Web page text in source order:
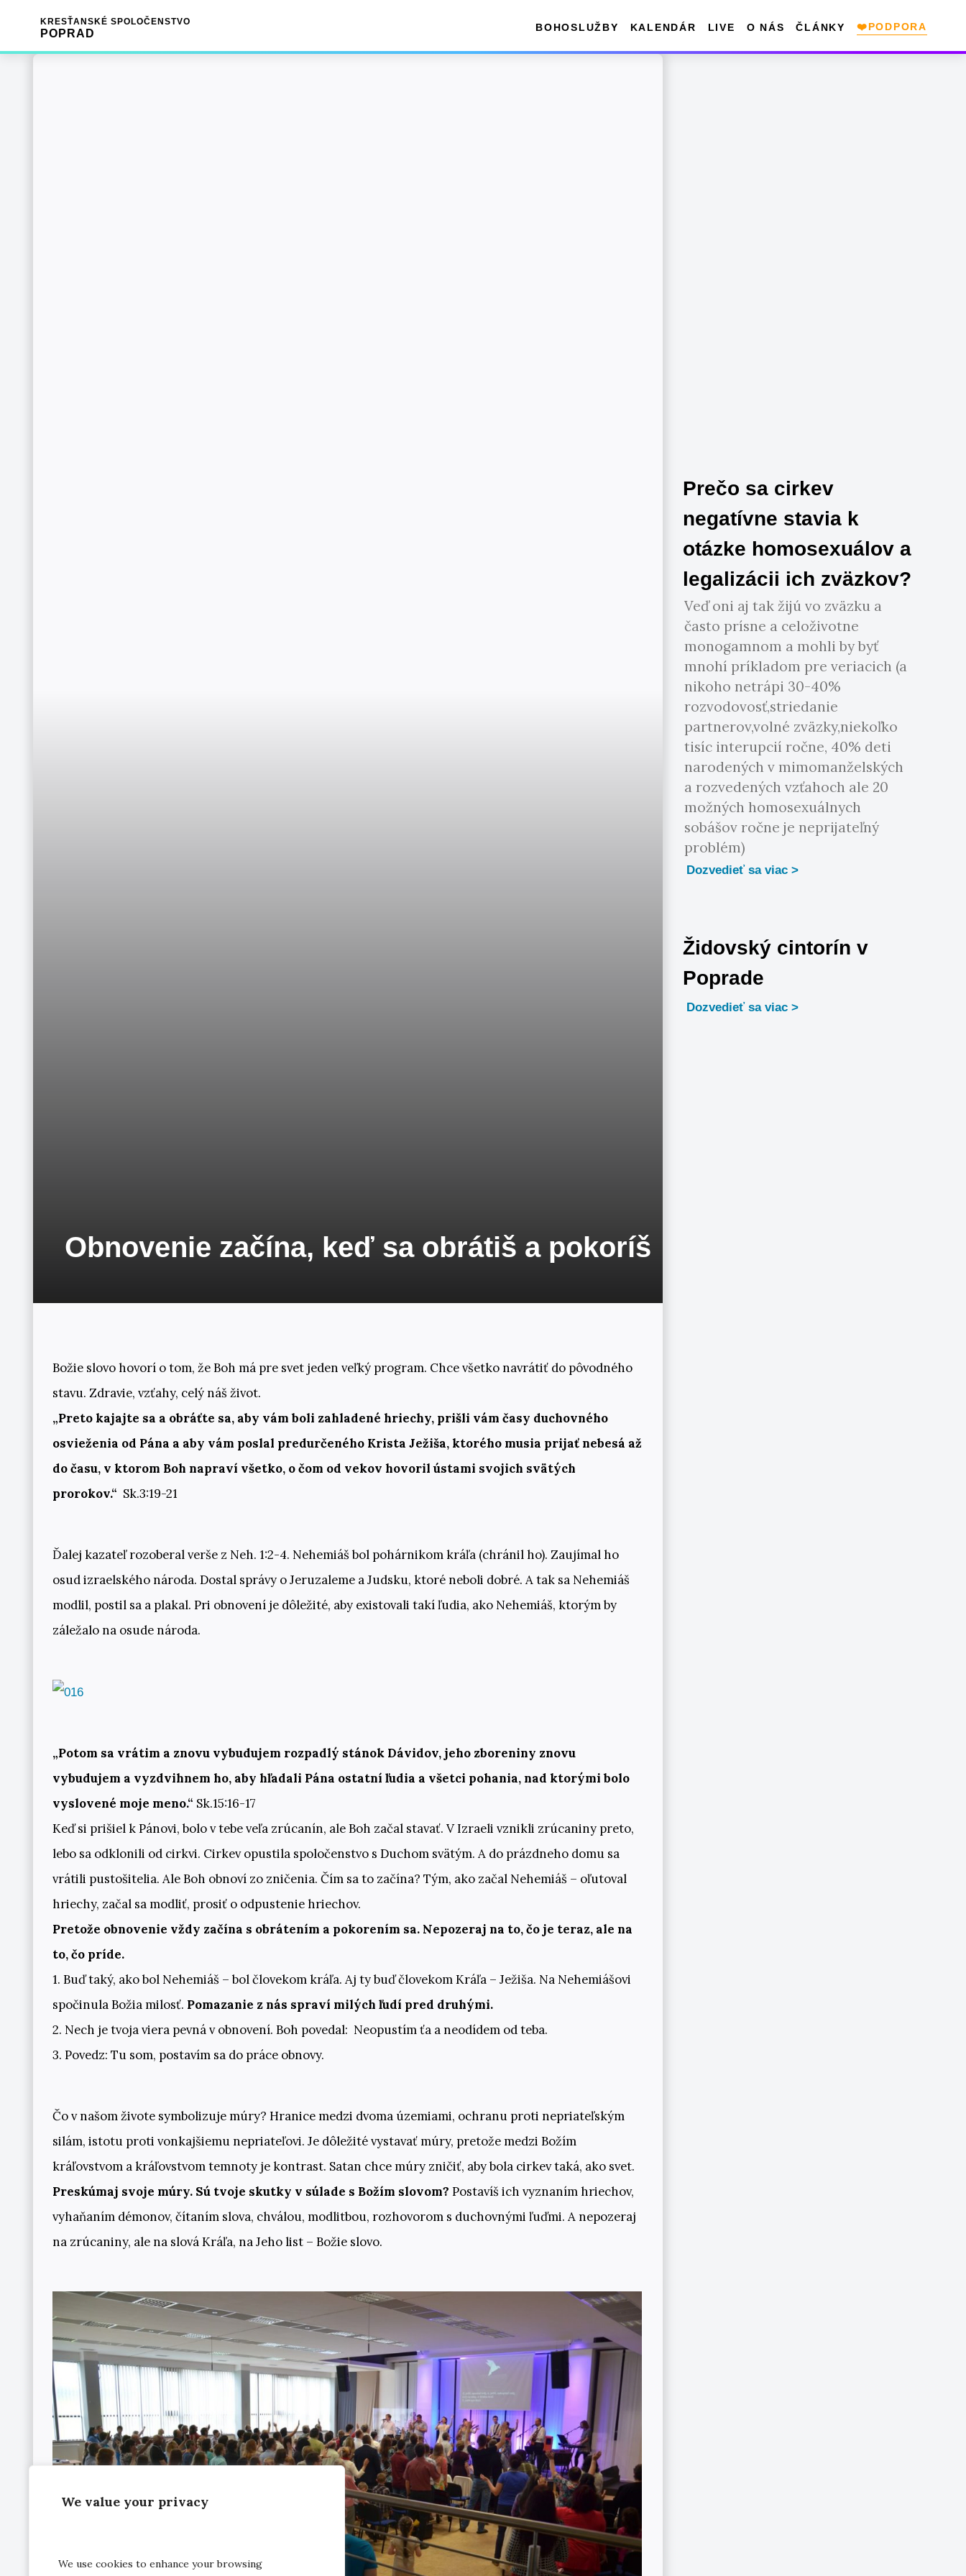
We value your privacy
We use cookies to enhance your browsing
KRESŤANSKÉ SPOLOČENSTVO
POPRAD
BOHOSLUŽBY KALENDÁR LIVE O NÁS ČLÁNKY ❤️PODPORA
Obnovenie začína, keď sa obrátiš a pokoríš
Božie slovo hovorí o tom, že Boh má pre svet jeden veľký program. Chce všetko navrátiť do pôvodného
stavu. Zdravie, vzťahy, celý náš život.
„Preto kajajte sa a obráťte sa, aby vám boli zahladené hriechy, prišli vám časy duchovného
osvieženia od Pána a aby vám poslal predurčeného Krista Ježiša, ktorého musia prijať nebesá až
do času, v ktorom Boh napraví všetko, o čom od vekov hovoril ústami svojich svätých
prorokov.“ Sk.3:19-21
Ďalej kazateľ rozoberal verše z Neh. 1:2-4. Nehemiáš bol pohárnikom kráľa (chránil ho). Zaujímal ho
osud izraelského národa. Dostal správy o Jeruzaleme a Judsku, ktoré neboli dobré. A tak sa Nehemiáš
modlil, postil sa a plakal. Pri obnovení je dôležité, aby existovali takí ľudia, ako Nehemiáš, ktorým by
záležalo na osude národa.
„Potom sa vrátim a znovu vybudujem rozpadlý stánok Dávidov, jeho zboreniny znovu
vybudujem a vyzdvihnem ho, aby hľadali Pána ostatní ľudia a všetci pohania, nad ktorými bolo
vyslovené moje meno.“ Sk.15:16-17
Keď si prišiel k Pánovi, bolo v tebe veľa zrúcanín, ale Boh začal stavať. V Izraeli vznikli zrúcaniny preto,
lebo sa odklonili od cirkvi. Cirkev opustila spoločenstvo s Duchom svätým. A do prázdneho domu sa
vrátili pustošitelia. Ale Boh obnoví zo zničenia. Čím sa to začína? Tým, ako začal Nehemiáš – oľutoval
hriechy, začal sa modliť, prosiť o odpustenie hriechov.
Pretože obnovenie vždy začína s obrátením a pokorením sa. Nepozeraj na to, čo je teraz, ale na
to, čo príde.
1. Buď taký, ako bol Nehemiáš – bol človekom kráľa. Aj ty buď človekom Kráľa – Ježiša. Na Nehemiášovi
spočinula Božia milosť. Pomazanie z nás spraví milých ľudí pred druhými.
2. Nech je tvoja viera pevná v obnovení. Boh povedal: Neopustím ťa a neodídem od teba.
3. Povedz: Tu som, postavím sa do práce obnovy.
Čo v našom živote symbolizuje múry? Hranice medzi dvoma územiami, ochranu proti nepriateľským
silám, istotu proti vonkajšiemu nepriateľovi. Je dôležité vystavať múry, pretože medzi Božím
kráľovstvom a kráľovstvom temnoty je kontrast. Satan chce múry zničiť, aby bola cirkev taká, ako svet.
Preskúmaj svoje múry. Sú tvoje skutky v súlade s Božím slovom? Postavíš ich vyznaním hriechov,
vyhaňaním démonov, čítaním slova, chválou, modlitbou, rozhovorom s duchovnými ľuďmi. A nepozeraj
na zrúcaniny, ale na slová Kráľa, na Jeho list – Božie slovo.
Prečo sa cirkev
negatívne stavia k
otázke homosexuálov a
legalizácii ich zväzkov?
Veď oni aj tak žijú vo zväzku a
často prísne a celoživotne
monogamnom a mohli by byť
mnohí príkladom pre veriacich (a
nikoho netrápi 30-40%
rozvodovosť,striedanie
partnerov,volné zväzky,niekoľko
tisíc interupcií ročne, 40% deti
narodených v mimomanželských
a rozvedených vzťahoch ale 20
možných homosexuálnych
sobášov ročne je neprijateľný
problém)
Dozvedieť sa viac
Židovský cintorín v
Poprade
Dozvedieť sa viac